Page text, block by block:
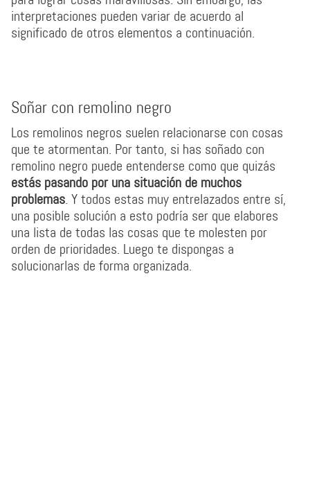
interpretaciones pueden variar de acuerdo al
significado de otros elementos a continuación.
Soñar con remolino negro
Los remolinos negros suelen relacionarse con cosas
que te atormentan. Por tanto, si has soñado con
remolino negro puede entenderse como que quizás
estás pasando por una situación de muchos
problemas. Y todos estas muy entrelazados entre sí,
una posible solución a esto podría ser que elabores
una lista de todas las cosas que te molesten por
orden de prioridades. Luego te dispongas a
solucionarlas de forma organizada.